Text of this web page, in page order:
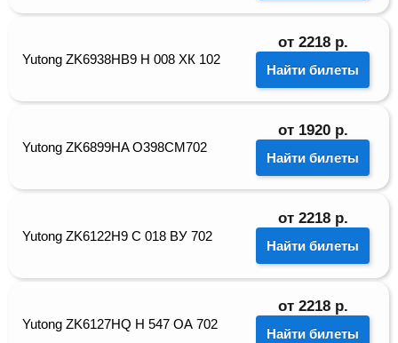
Yutong ZK6938HB9 Н 008 ХК 102
от 2218 р.
Найти билеты
Yutong ZK6899HA О398СМ702
от 1920 р.
Найти билеты
Yutong ZK6122H9 С 018 ВУ 702
от 2218 р.
Найти билеты
Yutong ZK6127HQ Н 547 ОА 702
от 2218 р.
Найти билеты